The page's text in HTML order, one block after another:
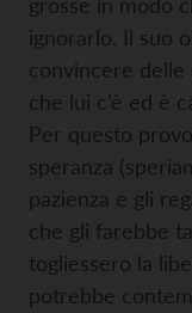
ignorarlo. Il suo
convincere delle
che lui c’è ed è
Per questo
speranza
pazienza e gli
che gli farebbe
togliessero la
potrebbe